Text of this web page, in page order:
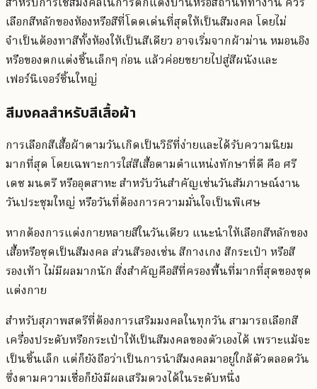
เลือกสีหลักของห้องหรือสีที่โดดเด่นที่สุดให้เป็นสีมงคล โดยไม่
จำเป็นต้องทาสีทั้งห้องให้เป็นสีเดียว อาจเริ่มจากผ้าม่าน หมอนอิง
หรือของตกแต่งชิ้นเล็กๆ ก่อน แล้วค่อยขยายไปสู่สีผนังและ
เฟอร์นิเจอร์ชิ้นใหญ่
สีมงคลสำหรับสีเสื้อผ้า
การเลือกสีเสื้อผ้าตามวันเกิดเป็นวิธีที่ง่ายและได้รับความนิยม
มากที่สุด โดยเฉพาะการใส่สีเสื้อตามตำแหน่งทักษาที่ดี คือ ศรี
เดช มนตรี หรืออุตสาหะ สำหรับวันสำคัญเช่นวันสัมภาษณ์งาน
วันประชุมใหญ่ หรือวันที่ต้องการความมั่นใจเป็นพิเศษ
หากต้องการแต่งกายหลายสีในวันเดียว แนะนำให้เลือกสีหลักของ
เสื้อหรือชุดเป็นสีมงคล ส่วนสีรองเช่น สีกางเกง สีกระเป๋า หรือสี
รองเท้า ไม่มีผลมากนัก สิ่งสำคัญคือสีที่ครองพื้นที่มากที่สุดของชุด
แต่งกาย
สำหรับสุภาพสตรีที่ต้องการเสริมมงคลในทุกวัน สามารถเลือกสี
เครื่องประดับหรือกระเป๋าให้เป็นสีมงคลของตัวเองได้ เพราะแม้จะ
เป็นชิ้นเล็ก แต่ก็ยังถือว่าเป็นการนำสีมงคลมาอยู่ใกล้ตัวตลอดวัน
ซึ่งตามความเชื่อก็ยังมีผลเสริมดวงได้ในระดับหนึ่ง